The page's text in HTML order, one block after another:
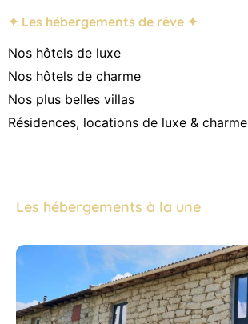
✦ Les hébergements de rêve ✦
Nos hôtels de luxe
Nos hôtels de charme
Nos plus belles villas
Résidences, locations de luxe & charme
Les hébergements à la une